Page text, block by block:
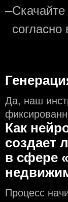
—Скачайте
Да, наш
Как
создаeт
в сфере
Процесс